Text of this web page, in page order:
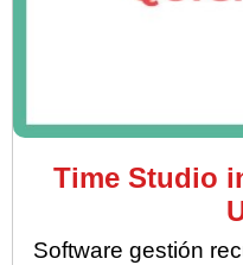
Time Studio
Software gestión